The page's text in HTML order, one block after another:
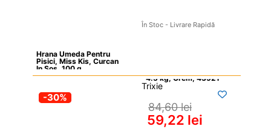
Hrana Umeda Pentru
Pisici, Miss Kis, Curcan
In Sos, 100 g
În Stoc - Livrare Rapidă
-30%
Trixie
84,60 lei
59,22 lei